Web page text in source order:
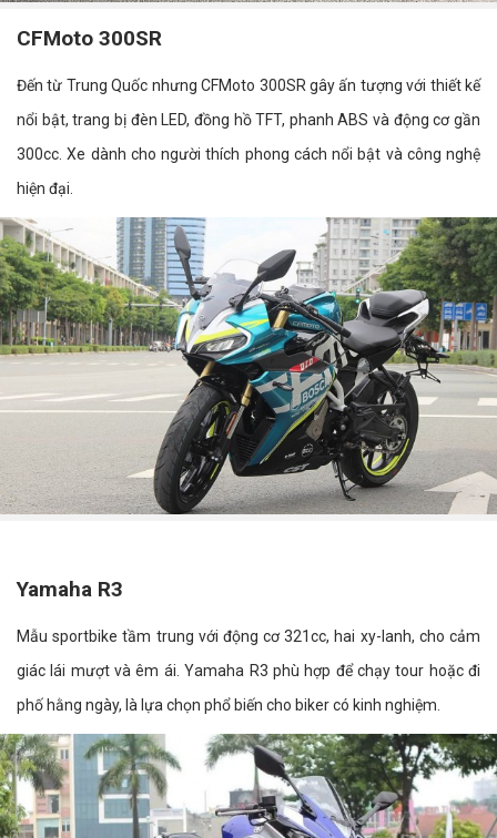
CFMoto 300SR
Đến từ Trung Quốc nhưng CFMoto 300SR gây ấn tượng với thiết kế
nổi bật, trang bị đèn LED, đồng hồ TFT, phanh ABS và động cơ gần
300cc. Xe dành cho người thích phong cách nổi bật và công nghệ
hiện đại.
Yamaha R3
Mẫu sportbike tầm trung với động cơ 321cc, hai xy-lanh, cho cảm
giác lái mượt và êm ái. Yamaha R3 phù hợp để chạy tour hoặc đi
phố hằng ngày, là lựa chọn phổ biến cho biker có kinh nghiệm.